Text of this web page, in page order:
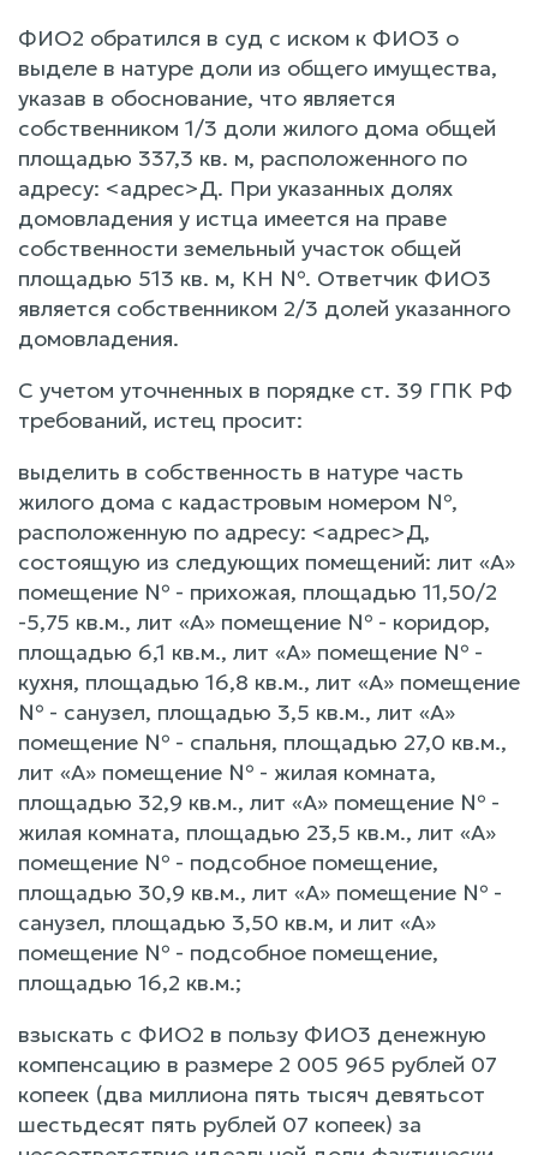
ФИО2 обратился в суд с иском к ФИО3 о
выделе в натуре доли из общего имущества,
указав в обоснование, что является
собственником 1/3 доли жилого дома общей
площадью 337,3 кв. м, расположенного по
адресу: <адрес>Д. При указанных долях
домовладения у истца имеется на праве
собственности земельный участок общей
площадью 513 кв. м, КН №. Ответчик ФИО3
является собственником 2/3 долей указанного
домовладения.
С учетом уточненных в порядке ст. 39 ГПК РФ
требований, истец просит:
выделить в собственность в натуре часть
жилого дома с кадастровым номером №,
расположенную по адресу: <адрес>Д,
состоящую из следующих помещений: лит «А»
помещение № - прихожая, площадью 11,50/2
-5,75 кв.м., лит «А» помещение № - коридор,
площадью 6,1 кв.м., лит «А» помещение № -
кухня, площадью 16,8 кв.м., лит «А» помещение
№ - санузел, площадью 3,5 кв.м., лит «А»
помещение № - спальня, площадью 27,0 кв.м.,
лит «А» помещение № - жилая комната,
площадью 32,9 кв.м., лит «А» помещение № -
жилая комната, площадью 23,5 кв.м., лит «А»
помещение № - подсобное помещение,
площадью 30,9 кв.м., лит «А» помещение № -
санузел, площадью 3,50 кв.м, и лит «А»
помещение № - подсобное помещение,
площадью 16,2 кв.м.;
взыскать с ФИО2 в пользу ФИО3 денежную
компенсацию в размере 2 005 965 рублей 07
копеек (два миллиона пять тысяч девятьсот
шестьдесят пять рублей 07 копеек) за